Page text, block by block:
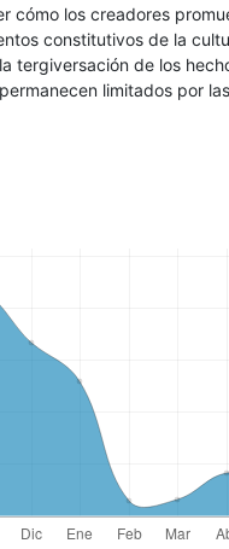
cómo los creadores
constitutivos de la
tergiversación de los
limitados por